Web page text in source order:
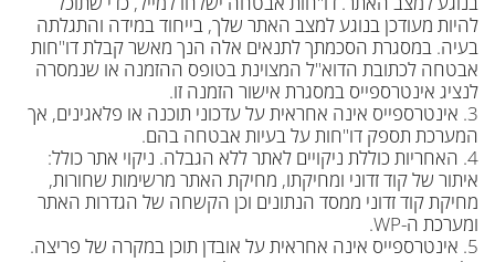
להיות מעודכן בנוגע למצב האתר שלך, בייחוד במידה והתגלתה
בעיה. במסגרת הסכמתך לתנאים אלה הנך מאשר קבלת דו"חות
אבטחה לכתובת הדוא"ל המצוינת בטופס ההזמנה או שנמסרה
לנציג אינטרספייס במסגרת אישור הזמנה זו.
3. אינטרספייס אינה אחראית על עדכוני תוכנה או פלאגינים, אך
המערכת תספק דו"חות על בעיות אבטחה בהם.
4. האחריות כוללת ניקויים לאתר ללא הגבלה. ניקוי אתר כולל:
איתור של קוד זדוני ומחיקתו, מחיקת האתר מרשימות שחורות,
מחיקת קוד זדוני ממסד הנתונים וכן הקשחה של הגדרות האתר
ומערכת ה-WP.
5. אינטרספייס אינה אחראית על אובדן תוכן במקרה של פריצה.